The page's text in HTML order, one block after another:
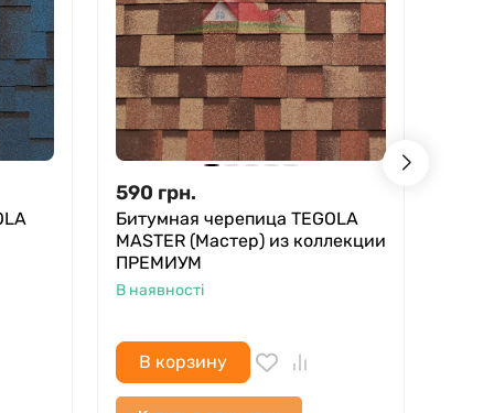
590 грн.
Битумная черепица TEGOLA
MASTER (Мастер) из коллекции
ПРЕМИУМ
В наявності
В корзину